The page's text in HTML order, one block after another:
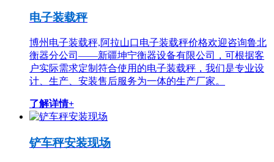
电子装载秤
博州电子装载秤,阿拉山口电子装载秤价格欢迎咨询鲁北
衡器分公司——新疆坤宁衡器设备有限公司，可根据客
户实际需求定制符合使用的电子装载秤，我们是专业设
计、生产、安装售后服务为一体的生产厂家。
了解详情+
铲车秤安装现场